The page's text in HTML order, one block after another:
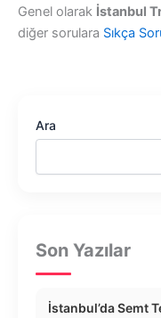
Genel olarak İstanbul
diğer sorulara Sıkça
Ara
Son Yazılar
İstanbul’da Semt